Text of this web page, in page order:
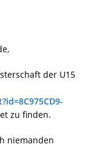
der U15
zu finden.
niemanden